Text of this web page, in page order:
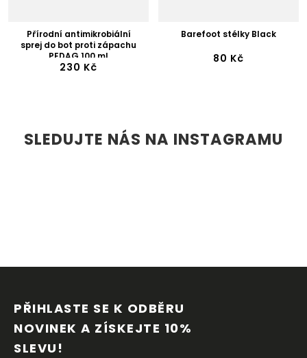
Přírodní antimikrobiální
sprej do bot proti zápachu
PEDAG 100 ml
230 Kč
Barefoot stélky Black
80 Kč
SLEDUJTE NÁS NA INSTAGRAMU
PŘIHLASTE SE K ODBĚRU
NOVINEK A ZÍSKEJTE 10%
SLEVU!